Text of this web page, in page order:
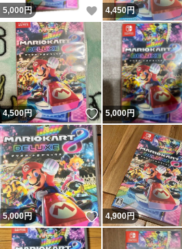
5,000 円 いいね！
4,450円
4,500円 いいね！
5,000円
5,000円 いいね！
4,900円